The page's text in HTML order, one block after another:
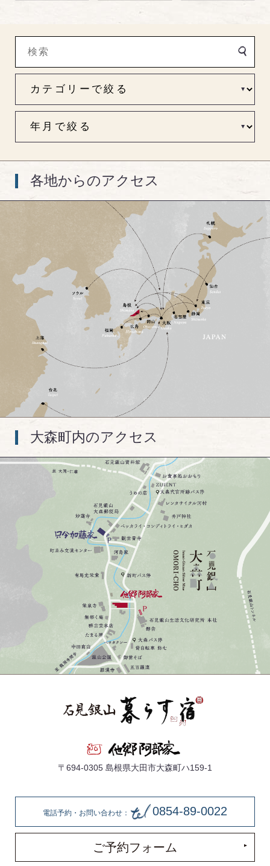
各地からのアクセス
大森町内のアクセス
〒694-0305 島根県大田市大森町ハ159-1
電話予約・お問い合わせ： 0854-89-0022
ご予約フォーム